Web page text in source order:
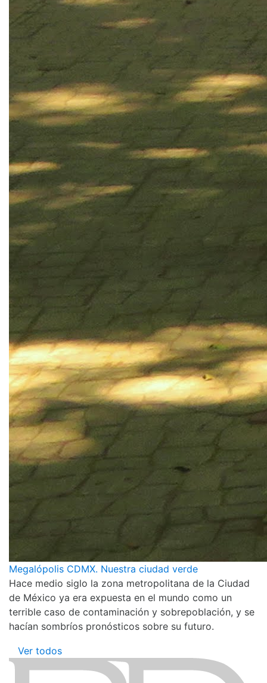
Megalópolis CDMX. Nuestra ciudad verde
Hace medio siglo la zona metropolitana de la Ciudad
de México ya era expuesta en el mundo como un
terrible caso de contaminación y sobrepoblación, y se
hacían sombríos pronósticos sobre su futuro.
Ver todos